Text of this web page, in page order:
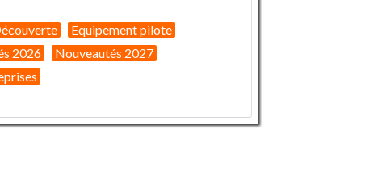
Equipement pilote
2026
Nouveautés 2027